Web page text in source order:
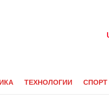
ТЕХНОЛОГИИ СПОРТ